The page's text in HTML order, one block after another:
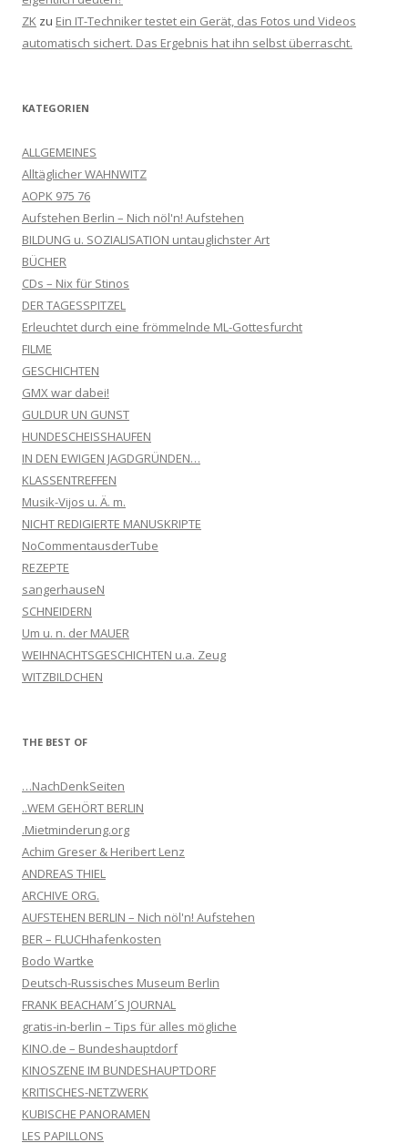
ZK zu Ein IT-Techniker testet ein Gerät, das Fotos und Videos
automatisch sichert. Das Ergebnis hat ihn selbst überrascht.
KATEGORIEN
ALLGEMEINES
Alltäglicher WAHNWITZ
AOPK 975 76
Aufstehen Berlin – Nich nöl'n! Aufstehen
BILDUNG u. SOZIALISATION untauglichster Art
BÜCHER
CDs – Nix für Stinos
DER TAGESSPITZEL
Erleuchtet durch eine frömmelnde ML-Gottesfurcht
FILME
GESCHICHTEN
GMX war dabei!
GULDUR UN GUNST
HUNDESCHEISSHAUFEN
IN DEN EWIGEN JAGDGRÜNDEN…
KLASSENTREFFEN
Musik-Vijos u. Ä. m.
NICHT REDIGIERTE MANUSKRIPTE
NoCommentausderTube
REZEPTE
sangerhauseN
SCHNEIDERN
Um u. n. der MAUER
WEIHNACHTSGESCHICHTEN u.a. Zeug
WITZBILDCHEN
THE BEST OF
…NachDenkSeiten
..WEM GEHÖRT BERLIN
.Mietminderung.org
Achim Greser & Heribert Lenz
ANDREAS THIEL
ARCHIVE ORG.
AUFSTEHEN BERLIN – Nich nöl'n! Aufstehen
BER – FLUCHhafenkosten
Bodo Wartke
Deutsch-Russisches Museum Berlin
FRANK BEACHAM´S JOURNAL
gratis-in-berlin – Tips für alles mögliche
KINO.de – Bundeshauptdorf
KINOSZENE IM BUNDESHAUPTDORF
KRITISCHES-NETZWERK
KUBISCHE PANORAMEN
LES PAPILLONS